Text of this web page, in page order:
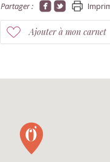
Partager :
Ajouter à mon carnet